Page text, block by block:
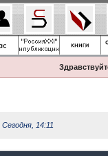
Сегодня, 14:11